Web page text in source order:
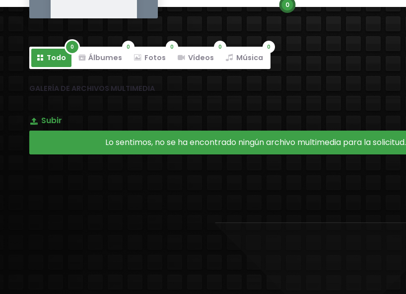
0
Todo
0
Álbumes
0
Fotos
0
Vídeos
0
Música
0
GALERÍA DE ARCHIVOS MULTIMEDIA
Subir
Lo sentimos, no se ha encontrado ningún archivo multimedia para la solicitud.